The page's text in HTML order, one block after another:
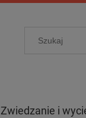
Zwiedzanie i